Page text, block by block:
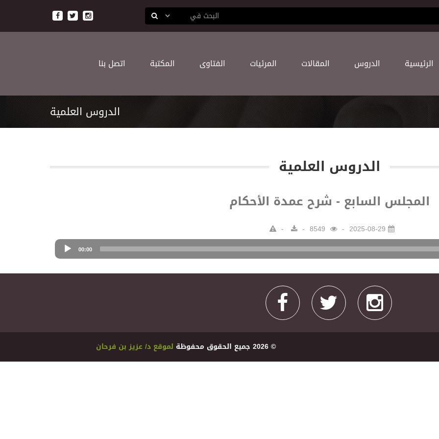
اﻟﺮﺋﻴﺴﻴﺔ اﻟﺪﺭﻭﺱ اﻟﻤﻘﺎﻻﺕ اﻟﻤﺮﺋﻴﺎﺕ اﻟﻔﺘﺎﻭﻯ اﻟﻤﻜﺘﺒﺔ اﺗﺼﻞ ﺑﻨﺎ
اﻟﺪﺭﻭﺱ اﻟﻌﻠﻤﻴﺔ
اﻟﺪﺭﻭﺱ اﻟﻌﻠﻤﻴﺔ
المجلس السابع - شرح عمدة الأحكام
2025-08-29
Audio
Player
00:00
© 2026 ﺟﻤﻴﻊ اﻟﺤﻘﻮﻕ ﻣﺤﻔﻮﻇﺔ ﻟﻤﻮﻗﻊ ﺩ/ ﻋﺰﻳﺰ ﺑﻦ ﻓﺮﺣﺎﻥ